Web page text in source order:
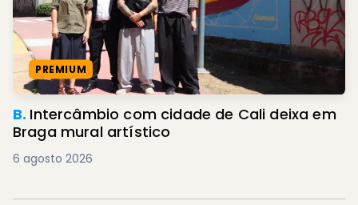
PREMIUM
B. Intercâmbio com cidade de Cali deixa em
Braga mural artístico
6 agosto 2026